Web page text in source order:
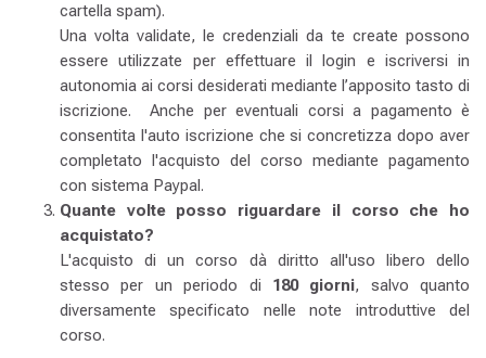
cartella spam).
Una volta validate, le credenziali da te create possono
essere utilizzate per effettuare il login e iscriversi in
autonomia ai corsi desiderati mediante l’apposito tasto di
iscrizione. Anche per eventuali corsi a pagamento è
consentita l'auto iscrizione che si concretizza dopo aver
completato l'acquisto del corso mediante pagamento
con sistema Paypal.
Quante volte posso riguardare il corso che ho
acquistato?
L'acquisto di un corso dà diritto all'uso libero dello
stesso per un periodo di 180 giorni, salvo quanto
diversamente specificato nelle note introduttive del
corso.